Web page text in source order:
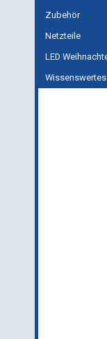
Zubehör
Netzteile
LED
Wissenswertes